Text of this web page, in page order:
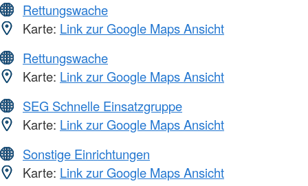
Rettungswache
Karte: Link zur Google Maps Ansicht
Rettungswache
Karte: Link zur Google Maps Ansicht
SEG Schnelle Einsatzgruppe
Karte: Link zur Google Maps Ansicht
Sonstige Einrichtungen
Karte: Link zur Google Maps Ansicht